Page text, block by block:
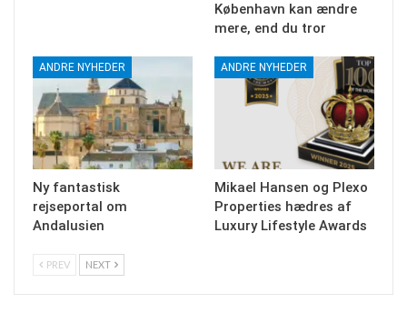
København kan ændre
mere, end du tror
ANDRE NYHEDER
Ny fantastisk
rejseportal om
Andalusien
ANDRE NYHEDER
Mikael Hansen og Plexo
Properties hædres af
Luxury Lifestyle Awards
PREV NEXT